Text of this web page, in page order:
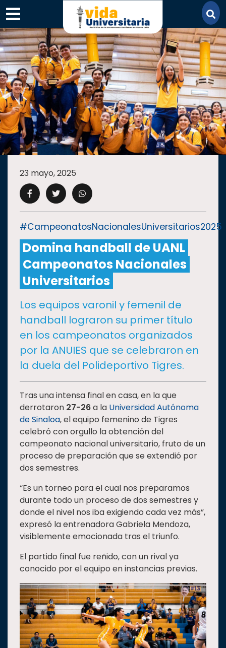
×
SECCIONES
ACADEMIA
CAMPUS UANL
CULTURA
DEPORTES
I+D+IEXPERTOS
SALUD
SUSTENTABILIDAD
TEMAS
Oferta
educativa
Estudiantes
Investigación
Internacionalización
Responsabilidad
Vinculación
Universiada
Nacional
23 mayo, 2025
#CampeonatosNacionalesUniversitarios2025
Domina handball de UANL
Campeonatos Nacionales
Universitarios
Los equipos varonil y femenil de
handball lograron su primer título
en los campeonatos organizados
por la ANUIES que se celebraron en
la duela del Polideportivo Tigres.
Tras una intensa final en casa, en la que
derrotaron 27-26a la Universidad Autónoma
de Sinaloa, el equipo femenino de Tigres
celebró con orgullo la obtención del
campeonato nacional universitario, fruto de un
proceso de preparación que se extendió por
dos semestres.
“Es un torneo para el cual nos preparamos
durante todo un proceso de dos semestres y
donde el nivel nos iba exigiendo cada vez más”,
expresó la entrenadora Gabriela Mendoza,
visiblemente emocionada tras el triunfo.
El partido final fue reñido, con un rival ya
conocido por el equipo en instancias previas.